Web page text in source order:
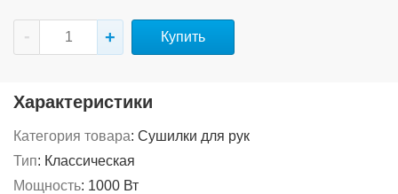
Купить
Характеристики
Категория товара: Сушилки для рук
Тип: Классическая
Мощность: 1000 Вт